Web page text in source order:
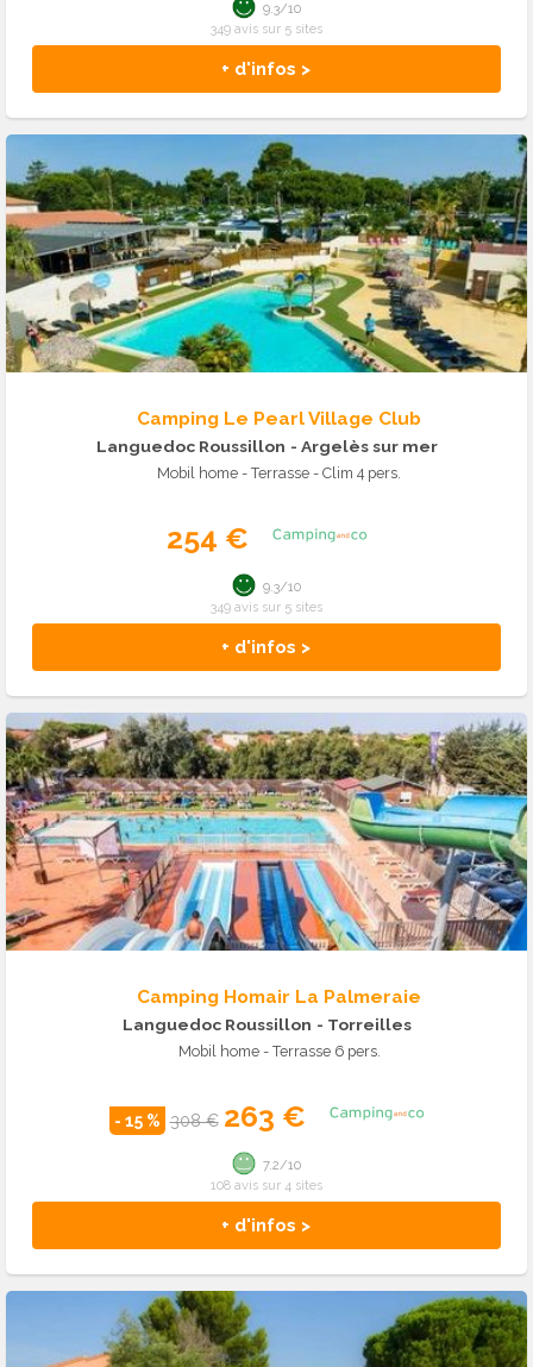
+ d'infos >
9.3/10
349 avis sur 5 sites
Camping Le Pearl Village Club
Languedoc Roussillon - Argelès sur mer
Mobil home - Terrasse - Clim 4 pers.
254 €
+ d'infos >
9.3/10
349 avis sur 5 sites
Camping Homair La Palmeraie
Languedoc Roussillon - Torreilles
Mobil home - Terrasse 6 pers.
- 15 % 308 € 263 €
+ d'infos >
7.2/10
108 avis sur 4 sites